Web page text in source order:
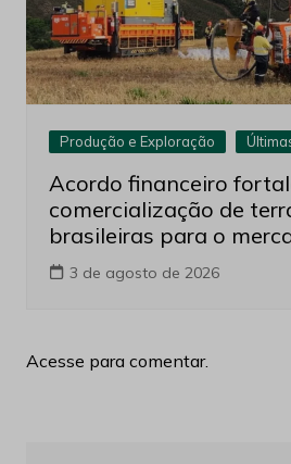
Produção e Exploração
Acordo financeiro
comercialização de
brasileiras para o
3 de agosto de 2026
Acesse para comentar.